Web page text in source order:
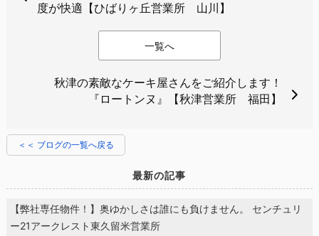
度が快適【ひばりヶ丘営業所 山川】
一覧へ
秋津の素敵なケーキ屋さんをご紹介します！
『ロートンヌ』【秋津営業所 福田】
＜＜ ブログの一覧へ戻る
最新の記事
【弊社専任物件！】奥ゆかしさは誰にも負けません。 センチュリ
ー21アークレスト東久留米営業所